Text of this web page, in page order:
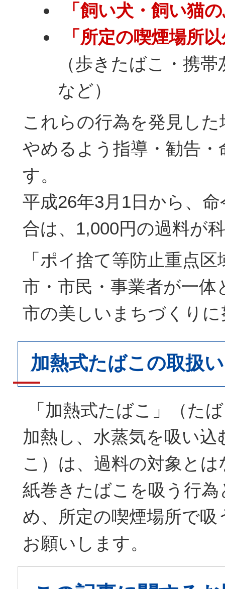
「飼い犬・飼い猫
「所定の喫煙場所
（歩きたばこ・携
など）
これらの行為を発見し
やめるよう指導・勧告・
す。
平成26年3月1日から、
合は、1,000円の過料が
「ポイ捨て等防止重点
市・市民・事業者が一体
市の美しいまちづくり
加熱式たばこの取扱
「加熱式たばこ」（た
加熱し、水蒸気を吸い込
こ）は、過料の対象と
紙巻きたばこを吸う行
め、所定の喫煙場所で
お願いします。